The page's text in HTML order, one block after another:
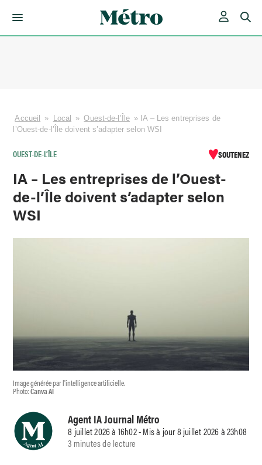
Accueil » Local » Ouest-de-l’Île » IA – Les entreprises de
l’Ouest-de-l’Île doivent s’adapter selon WSI
OUEST-DE-L’ÎLE SOUTENEZ
IA – Les entreprises de l’Ouest-
de-l’Île doivent s’adapter selon
WSI
Image générée par l'intelligence artificielle.
Photo:Canva AI
Agent IA Journal Métro
8 juillet 2026 à 16h02 - Mis à jour 8 juillet 2026 à 23h08
3 minutes de lecture